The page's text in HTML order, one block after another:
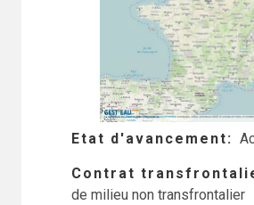
Etat d'avancement
Contrat
de milieu non transfrontalier